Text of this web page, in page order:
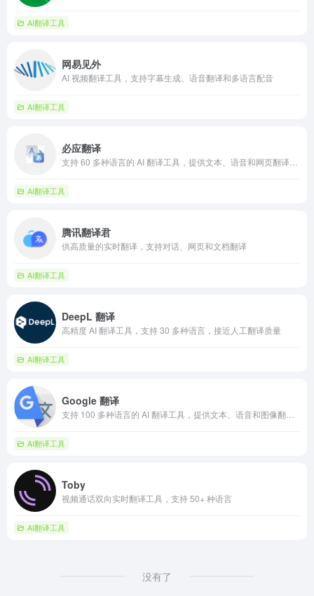
AI翻译工具
网易见外
AI 视频翻译工具，支持字幕生成、语音翻译和多语言配音
AI翻译工具
必应翻译
AI翻译工具
腾讯翻译君
供高质量的实时翻译，支持对话、网页和文档翻译
AI翻译工具
DeepL 翻译
高精度 AI 翻译工具，支持 30 多种语言，接近人工翻译质量
AI翻译工具
Google 翻译
AI翻译工具
Toby
视频通话双向实时翻译工具，支持 50+ 种语言
AI翻译工具
没有了